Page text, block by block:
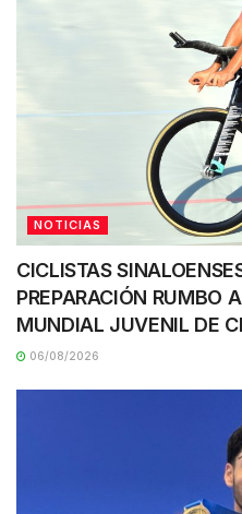
NOTICIAS
CICLISTAS
PREPARACIÓN RUMBO
MUNDIAL JUVENIL DE
06/08/2026